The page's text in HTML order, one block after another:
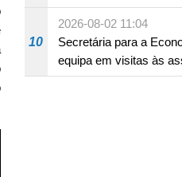
10
2026-08-02 11:04
Secretária para a
equipa em visitas às
consolidar consensos